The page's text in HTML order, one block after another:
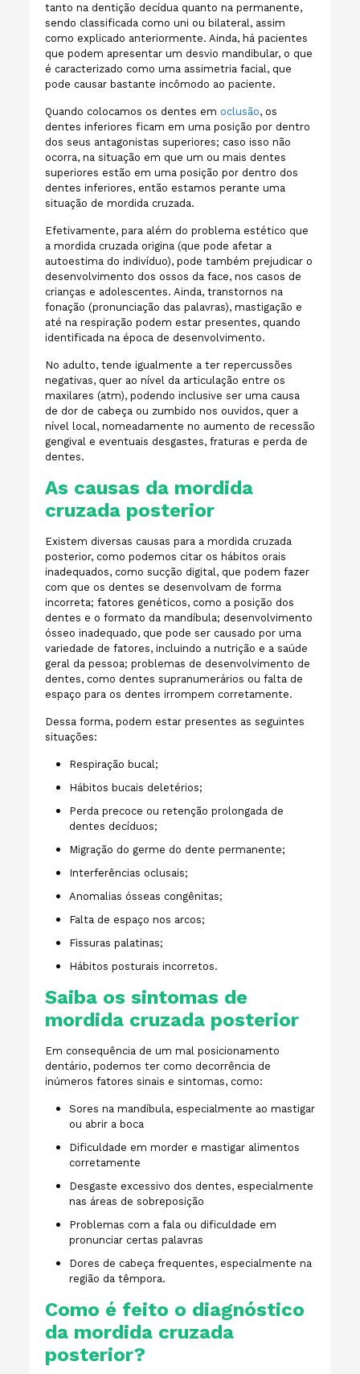
tanto na dentição decídua quanto na permanente,
sendo classificada como uni ou bilateral, assim
como explicado anteriormente. Ainda, há pacientes
que podem apresentar um desvio mandibular, o que
é caracterizado como uma assimetria facial, que
pode causar bastante incômodo ao paciente.
Quando colocamos os dentes em oclusão, os
dentes inferiores ficam em uma posição por dentro
dos seus antagonistas superiores; caso isso não
ocorra, na situação em que um ou mais dentes
superiores estão em uma posição por dentro dos
dentes inferiores, então estamos perante uma
situação de mordida cruzada.
Efetivamente, para além do problema estético que
a mordida cruzada origina (que pode afetar a
autoestima do indivíduo), pode também prejudicar o
desenvolvimento dos ossos da face, nos casos de
crianças e adolescentes. Ainda, transtornos na
fonação (pronunciação das palavras), mastigação e
até na respiração podem estar presentes, quando
identificada na época de desenvolvimento.
No adulto, tende igualmente a ter repercussões
negativas, quer ao nível da articulação entre os
maxilares (atm), podendo inclusive ser uma causa
de dor de cabeça ou zumbido nos ouvidos, quer a
nível local, nomeadamente no aumento de recessão
gengival e eventuais desgastes, fraturas e perda de
dentes.
As causas da mordida
cruzada posterior
Existem diversas causas para a mordida cruzada
posterior, como podemos citar os hábitos orais
inadequados, como sucção digital, que podem fazer
com que os dentes se desenvolvam de forma
incorreta; fatores genéticos, como a posição dos
dentes e o formato da mandíbula; desenvolvimento
ósseo inadequado, que pode ser causado por uma
variedade de fatores, incluindo a nutrição e a saúde
geral da pessoa; problemas de desenvolvimento de
dentes, como dentes supranumerários ou falta de
espaço para os dentes irrompem corretamente.
Dessa forma, podem estar presentes as seguintes
situações:
Respiração bucal;
Hábitos bucais deletérios;
Perda precoce ou retenção prolongada de
dentes decíduos;
Migração do germe do dente permanente;
Interferências oclusais;
Anomalias ósseas congênitas;
Falta de espaço nos arcos;
Fissuras palatinas;
Hábitos posturais incorretos.
Saiba os sintomas de
mordida cruzada posterior
Em consequência de um mal posicionamento
dentário, podemos ter como decorrência de
inúmeros fatores sinais e sintomas, como:
Sores na mandíbula, especialmente ao mastigar
ou abrir a boca
Dificuldade em morder e mastigar alimentos
corretamente
Desgaste excessivo dos dentes, especialmente
nas áreas de sobreposição
Problemas com a fala ou dificuldade em
pronunciar certas palavras
Dores de cabeça frequentes, especialmente na
região da têmpora.
Como é feito o diagnóstico
da mordida cruzada
posterior?